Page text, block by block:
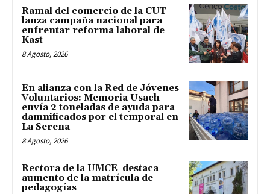
Ramal del comercio de la CUT
lanza campaña nacional para
enfrentar reforma laboral de
Kast
8 Agosto, 2026
En alianza con la Red de Jóvenes
Voluntarios: Memoria Usach
envía 2 toneladas de ayuda para
damnificados por el temporal en
La Serena
8 Agosto, 2026
Rectora de la UMCE destaca
aumento de la matrícula de
pedagogías